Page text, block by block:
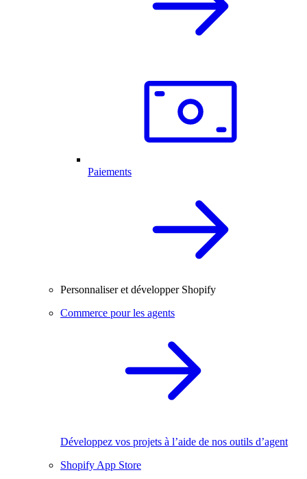
Paiements
Personnaliser et développer Shopify
Commerce pour les agents
Développez vos projets à l’aide de nos outils d’agent
Shopify App Store